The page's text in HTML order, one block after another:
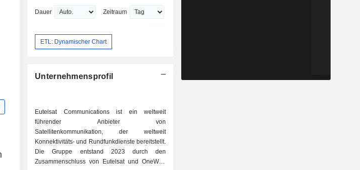
Dauer Zeitraum
ETL: Dynamischer Chart
Unternehmensprofil
Eutelsat Communications ist ein weltweit
führender Anbieter von
Satellitenkommunikation, der weltweit
Konnektivitäts- und Rundfunkdienste bereitstellt.
Die Gruppe entstand 2023 durch den
Zusammenschluss von Eutelsat und OneWeb